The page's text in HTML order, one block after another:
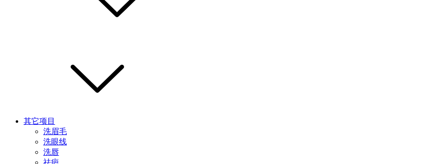
其它项目
洗眉毛
洗眼线
洗唇
祛疤